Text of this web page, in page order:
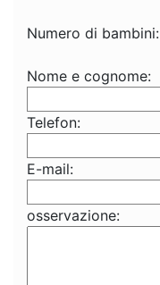
Numero di bambini:
Nome e cognome:
Telefon:
E-mail:
osservazione: